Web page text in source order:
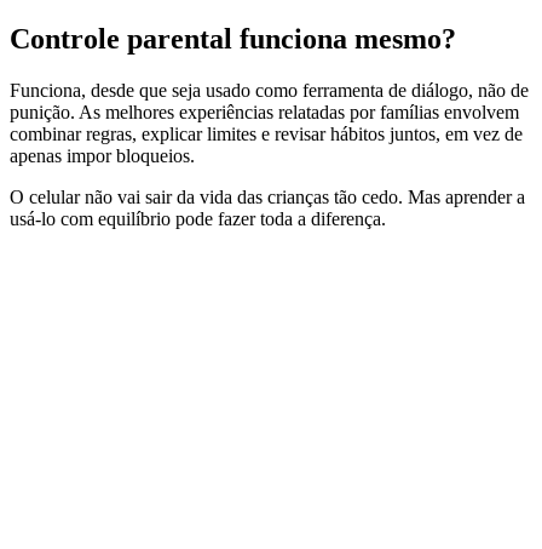
Controle parental funciona mesmo?
Funciona, desde que seja usado como ferramenta de diálogo, não de
punição. As melhores experiências relatadas por famílias envolvem
combinar regras, explicar limites e revisar hábitos juntos, em vez de
apenas impor bloqueios.
O celular não vai sair da vida das crianças tão cedo. Mas aprender a
usá-lo com equilíbrio pode fazer toda a diferença.